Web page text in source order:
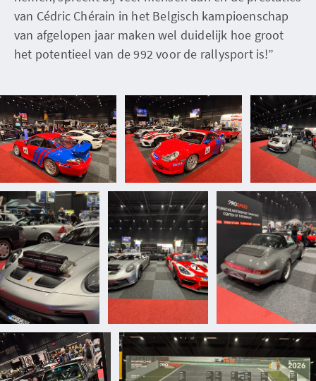
van Cédric Chérain in het Belgisch kampioenschap
van afgelopen jaar maken wel duidelijk hoe groot
het potentieel van de 992 voor de rallysport is!”